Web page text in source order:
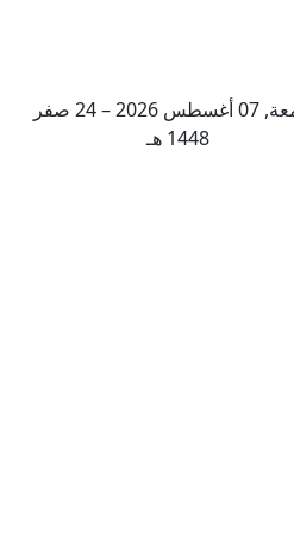
الجمعة, 07 أغسطس 2026 – 24 صفر
1448 هـ